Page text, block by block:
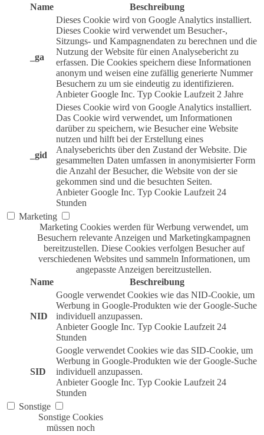
Name
Beschreibung
_ga
Dieses Cookie wird von Google Analytics installiert.
Dieses Cookie wird verwendet um Besucher-,
Sitzungs- und Kampagnendaten zu berechnen und die
Nutzung der Website für einen Analysebericht zu
erfassen. Die Cookies speichern diese Informationen
anonym und weisen eine zufällig generierte Nummer
Besuchern zu um sie eindeutig zu identifizieren.
Anbieter Google Inc. Typ Cookie Laufzeit 2 Jahre
_gid
Dieses Cookie wird von Google Analytics installiert.
Das Cookie wird verwendet, um Informationen
darüber zu speichern, wie Besucher eine Website
nutzen und hilft bei der Erstellung eines
Analyseberichts über den Zustand der Website. Die
gesammelten Daten umfassen in anonymisierter Form
die Anzahl der Besucher, die Website von der sie
gekommen sind und die besuchten Seiten.
Anbieter Google Inc. Typ Cookie Laufzeit 24
Stunden
Marketing
Marketing Cookies werden für Werbung verwendet, um
Besuchern relevante Anzeigen und Marketingkampagnen
bereitzustellen. Diese Cookies verfolgen Besucher auf
verschiedenen Websites und sammeln Informationen, um
angepasste Anzeigen bereitzustellen.
Name
Beschreibung
NID
Google verwendet Cookies wie das NID-Cookie, um
Werbung in Google-Produkten wie der Google-Suche
individuell anzupassen.
Anbieter Google Inc. Typ Cookie Laufzeit 24
Stunden
SID
Google verwendet Cookies wie das SID-Cookie, um
Werbung in Google-Produkten wie der Google-Suche
individuell anzupassen.
Anbieter Google Inc. Typ Cookie Laufzeit 24
Stunden
Sonstige
Sonstige Cookies
müssen noch